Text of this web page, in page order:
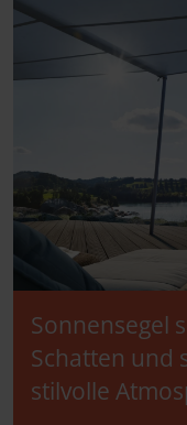
Sonnensegel
Schatten und
stilvolle